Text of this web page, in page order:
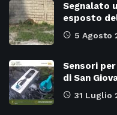
Segnalato
esposto
5 Agosto
Sensori
di San
31 Luglio